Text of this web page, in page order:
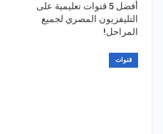
أفضل 5 قنوات تعليمية على
التليفزيون المصري لجميع
المراحل!
قنوات